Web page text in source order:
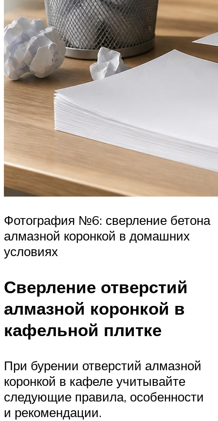
Фотография №6: сверление бетона
алмазной коронкой в домашних
условиях
Сверление отверстий
алмазной коронкой в
кафельной плитке
При бурении отверстий алмазной
коронкой в кафеле учитывайте
следующие правила, особенности
и рекомендации.